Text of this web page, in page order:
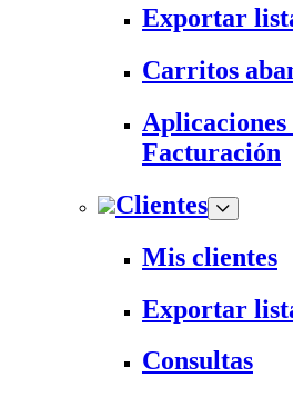
Exportar
Carritos
Facturación
Clientes
Mis clientes
Exportar
Consultas